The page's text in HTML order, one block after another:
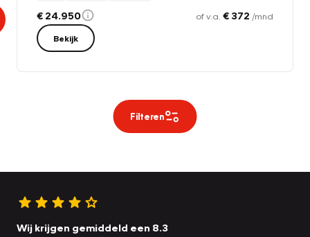
€ 24.950 of v.a. € 372 /mnd
Bekijk
Filteren
Wij krijgen gemiddeld een 8.3